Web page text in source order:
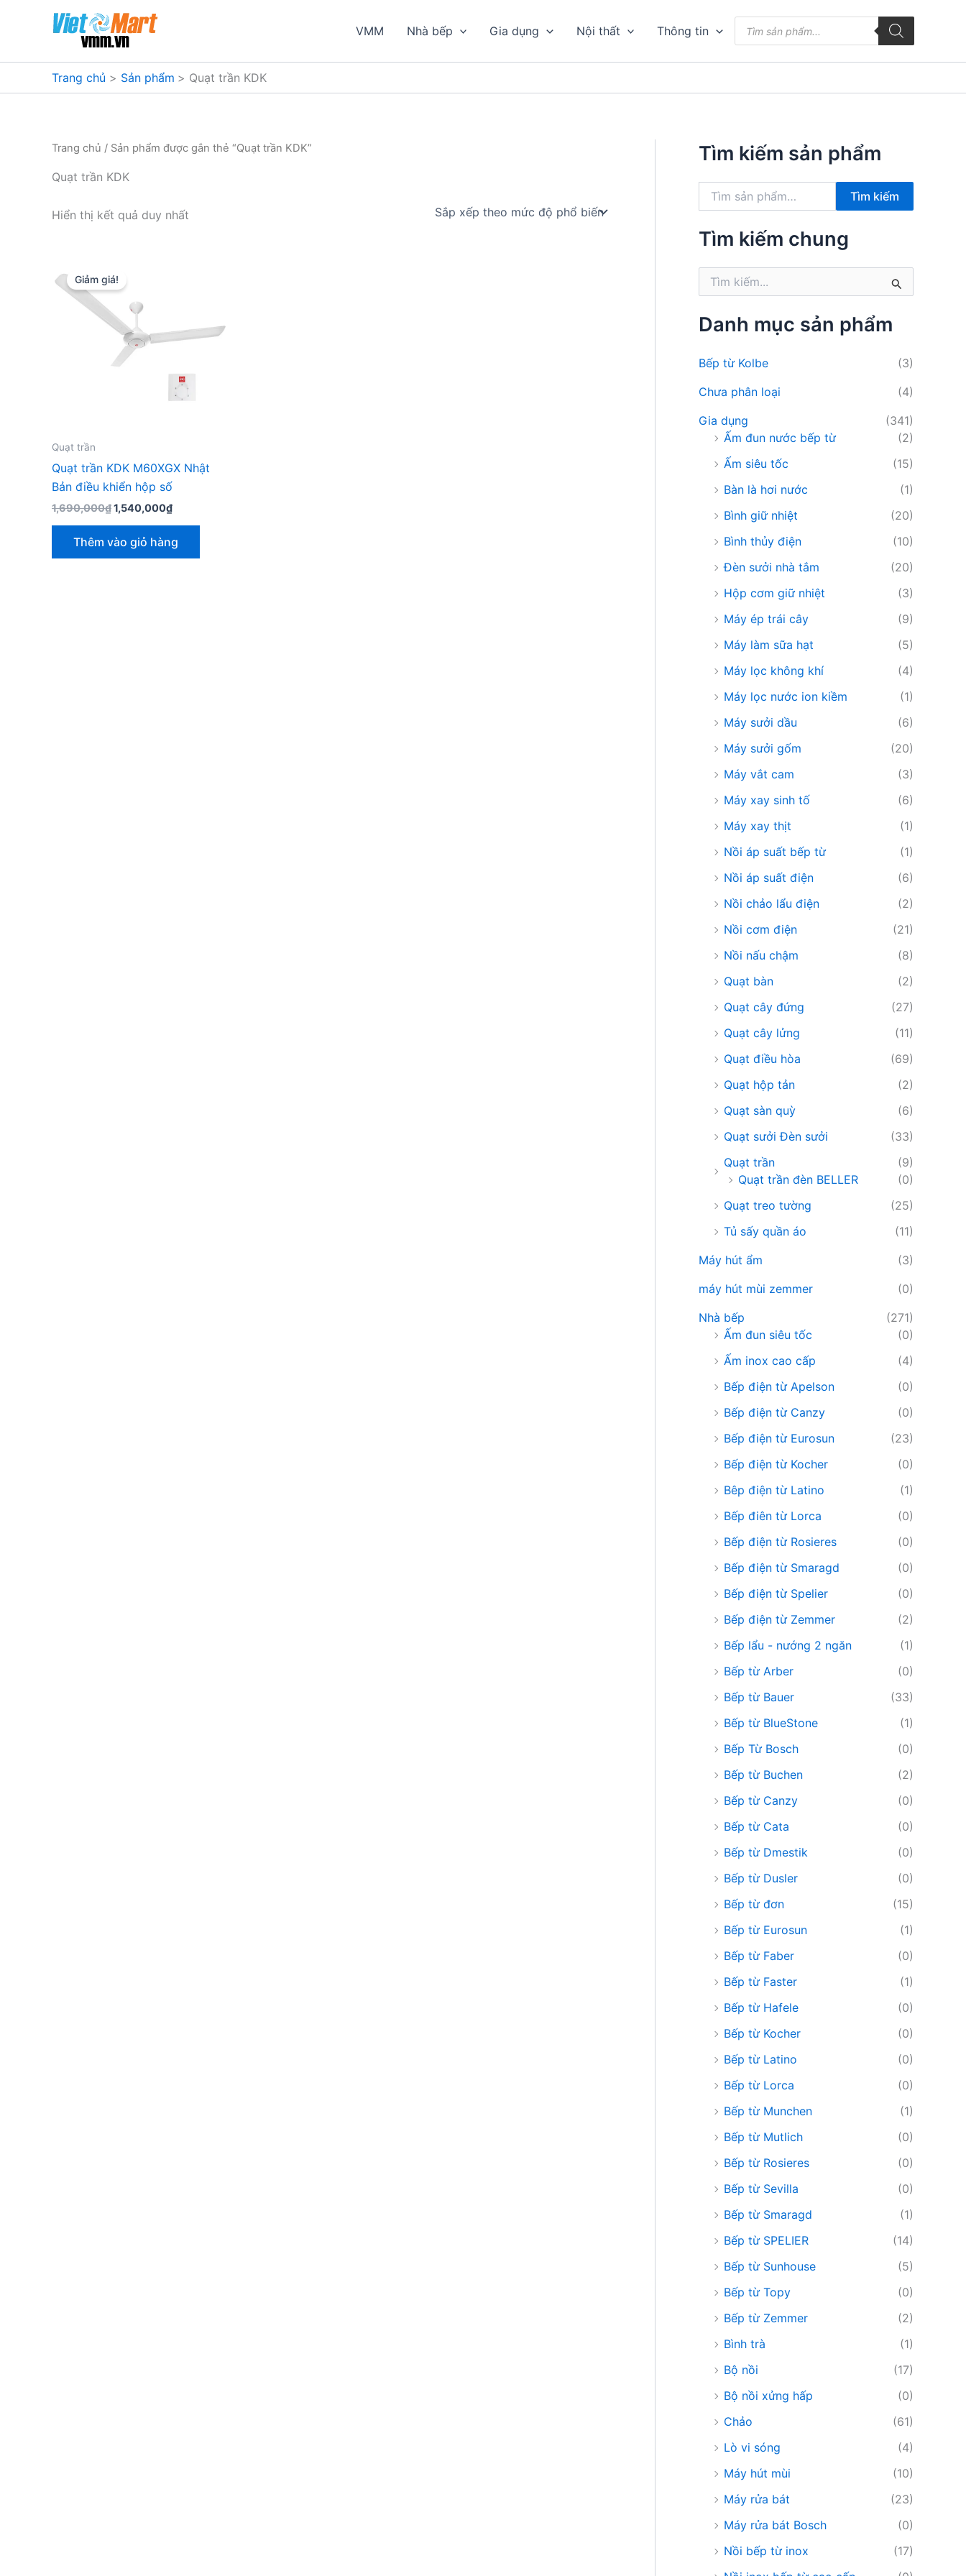
dung
VMM Nhà bếp Gia dụng Nội thất Thông tin
kiếm
phẩm
Trang chủ Sản phẩm Quạt trần KDK
Trang chủ / Sản phẩm được gắn thẻ “Quạt trần KDK”
Quạt trần KDK
Hiển thị kết quả duy nhất
Giảm giá!
Quạt trần
Quạt trần KDK M60XGX Nhật
Bản điều khiển hộp số
1,690,000₫Giá
1,690,000₫.
1,540,000₫Giá
là:
1,540,000₫.
Thêm vào giỏ hàng
Tìm kiếm sản phẩm
k
Tìm kiếm
Tìm kiếm chung
k
m
Danh mục sản phẩm
Bếp từ Kolbe
(3)
Chưa phân loại
(4)
Gia dụng
(341)
Ấm đun nước bếp từ
(2)
Ấm siêu tốc
(15)
Bàn là hơi nước
(1)
Bình giữ nhiệt
(20)
Bình thủy điện
(10)
Đèn sưởi nhà tắm
(20)
Hộp cơm giữ nhiệt
(3)
Máy ép trái cây
(9)
Máy làm sữa hạt
(5)
Máy lọc không khí
(4)
Máy lọc nước ion kiềm
(1)
Máy sưởi dầu
(6)
Máy sưởi gốm
(20)
Máy vắt cam
(3)
Máy xay sinh tố
(6)
Máy xay thịt
(1)
Nồi áp suất bếp từ
(1)
Nồi áp suất điện
(6)
Nồi chảo lẩu điện
(2)
Nồi cơm điện
(21)
Nồi nấu chậm
(8)
Quạt bàn
(2)
Quạt cây đứng
(27)
Quạt cây lửng
(11)
Quạt điều hòa
(69)
Quạt hộp tản
(2)
Quạt sàn quỳ
(6)
Quạt sưởi Đèn sưởi
(33)
Quạt trần
(9)
Quạt trần đèn BELLER
(0)
Quạt treo tường
(25)
Tủ sấy quần áo
(11)
Máy hút ẩm
(3)
máy hút mùi zemmer
(0)
Nhà bếp
(271)
Ấm đun siêu tốc
(0)
Ấm inox cao cấp
(4)
Bếp điện từ Apelson
(0)
Bếp điện từ Canzy
(0)
Bếp điện từ Eurosun
(23)
Bếp điện từ Kocher
(0)
Bêp điện từ Latino
(1)
Bếp điên từ Lorca
(0)
Bếp điện từ Rosieres
(0)
Bếp điện từ Smaragd
(0)
Bếp điện từ Spelier
(0)
Bếp điện từ Zemmer
(2)
Bếp lẩu - nướng 2 ngăn
(1)
Bếp từ Arber
(0)
Bếp từ Bauer
(33)
Bếp từ BlueStone
(1)
Bếp Từ Bosch
(0)
Bếp từ Buchen
(2)
Bếp từ Canzy
(0)
Bếp từ Cata
(0)
Bếp từ Dmestik
(0)
Bếp từ Dusler
(0)
Bếp từ đơn
(15)
Bếp từ Eurosun
(1)
Bếp từ Faber
(0)
Bếp từ Faster
(1)
Bếp từ Hafele
(0)
Bếp từ Kocher
(0)
Bếp từ Latino
(0)
Bếp từ Lorca
(0)
Bếp từ Munchen
(1)
Bếp từ Mutlich
(0)
Bếp từ Rosieres
(0)
Bếp từ Sevilla
(0)
Bếp từ Smaragd
(1)
Bếp từ SPELIER
(14)
Bếp từ Sunhouse
(5)
Bếp từ Topy
(0)
Bếp từ Zemmer
(2)
Bình trà
(1)
Bộ nồi
(17)
Bộ nồi xửng hấp
(0)
Chảo
(61)
Lò vi sóng
(4)
Máy hút mùi
(10)
Máy rửa bát
(23)
Máy rửa bát Bosch
(0)
Nồi bếp từ inox
(17)